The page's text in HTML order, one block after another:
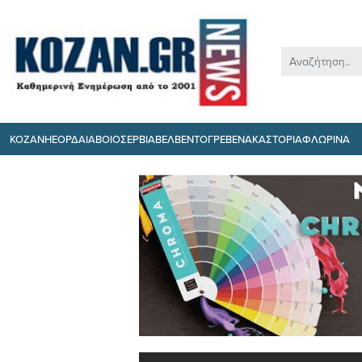
ΚΟΖΑΝΗΕΟΡΔΑΙΑΒΟΙΟΣΕΡΒΙΑΒΕΛΒΕΝΤΟΓΡΕΒΕΝΑΚΑΣΤΟΡΙΑΦΛΩΡΙΝΑ